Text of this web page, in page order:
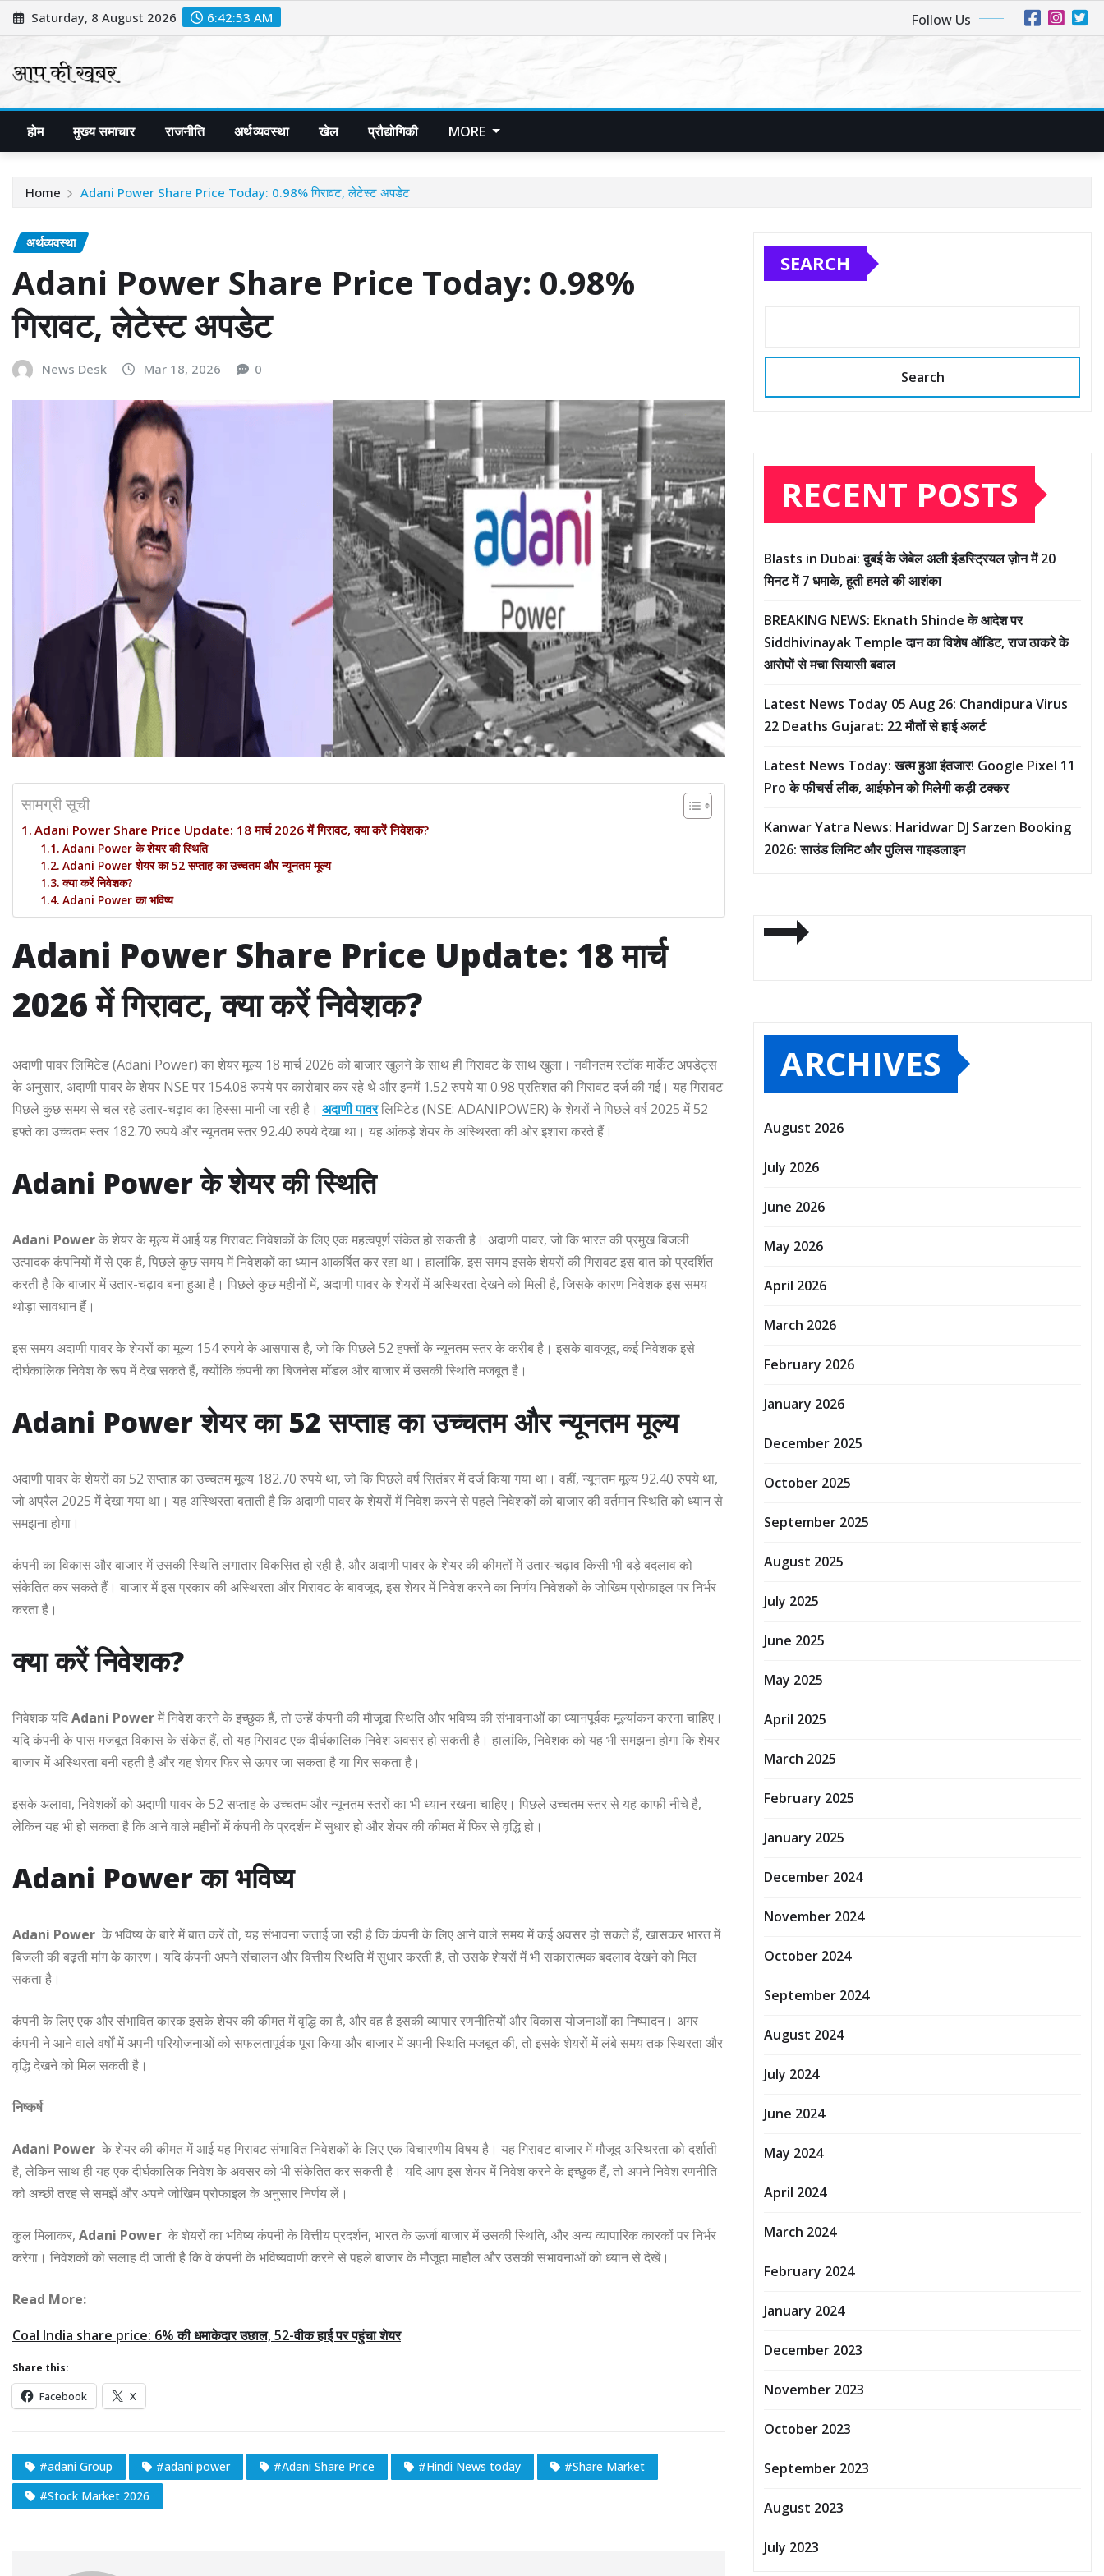
Skip
to
Saturday, 8 August 2026 6:42:54 AM Follow Us
होम मुख्य समाचार राजनीति अर्थव्यवस्था खेल प्रौद्योगिकी MORE
Home Adani Power Share Price Today: 0.98% गिरावट, लेटेस्ट अपडेट
अर्थव्यवस्था
Adani Power Share Price Today: 0.98%
गिरावट, लेटेस्ट अपडेट
News Desk Mar 18, 2026 0
सामग्री सूची
Adani Power Share Price Update: 18 मार्च 2026 में गिरावट, क्या करें निवेशक?
Adani Power के शेयर की स्थिति
Adani Power शेयर का 52 सप्ताह का उच्चतम और न्यूनतम मूल्य
क्या करें निवेशक?
Adani Power का भविष्य
Adani Power Share Price Update: 18 मार्च
2026 में गिरावट, क्या करें निवेशक?
अदाणी पावर लिमिटेड (Adani Power) का शेयर मूल्य 18 मार्च 2026 को बाजार खुलने के साथ ही गिरावट के साथ खुला। नवीनतम स्टॉक मार्केट अपडेट्स
के अनुसार, अदाणी पावर के शेयर NSE पर 154.08 रुपये पर कारोबार कर रहे थे और इनमें 1.52 रुपये या 0.98 प्रतिशत की गिरावट दर्ज की गई। यह गिरावट
पिछले कुछ समय से चल रहे उतार-चढ़ाव का हिस्सा मानी जा रही है। अदाणी पावरलिमिटेड (NSE: ADANIPOWER) के शेयरों ने पिछले वर्ष 2025 में 52
हफ्ते का उच्चतम स्तर 182.70 रुपये और न्यूनतम स्तर 92.40 रुपये देखा था। यह आंकड़े शेयर के अस्थिरता की ओर इशारा करते हैं।
Adani Power के शेयर की स्थिति
Adani Powerके शेयर के मूल्य में आई यह गिरावट निवेशकों के लिए एक महत्वपूर्ण संकेत हो सकती है। अदाणी पावर, जो कि भारत की प्रमुख बिजली
उत्पादक कंपनियों में से एक है, पिछले कुछ समय में निवेशकों का ध्यान आकर्षित कर रहा था। हालांकि, इस समय इसके शेयरों की गिरावट इस बात को प्रदर्शित
करती है कि बाजार में उतार-चढ़ाव बना हुआ है। पिछले कुछ महीनों में, अदाणी पावर के शेयरों में अस्थिरता देखने को मिली है, जिसके कारण निवेशक इस समय
थोड़ा सावधान हैं।
इस समय अदाणी पावर के शेयरों का मूल्य 154 रुपये के आसपास है, जो कि पिछले 52 हफ्तों के न्यूनतम स्तर के करीब है। इसके बावजूद, कई निवेशक इसे
दीर्घकालिक निवेश के रूप में देख सकते हैं, क्योंकि कंपनी का बिजनेस मॉडल और बाजार में उसकी स्थिति मजबूत है।
Adani Power शेयर का 52 सप्ताह का उच्चतम और न्यूनतम मूल्य
अदाणी पावर के शेयरों का 52 सप्ताह का उच्चतम मूल्य 182.70 रुपये था, जो कि पिछले वर्ष सितंबर में दर्ज किया गया था। वहीं, न्यूनतम मूल्य 92.40 रुपये था,
जो अप्रैल 2025 में देखा गया था। यह अस्थिरता बताती है कि अदाणी पावर के शेयरों में निवेश करने से पहले निवेशकों को बाजार की वर्तमान स्थिति को ध्यान से
समझना होगा।
कंपनी का विकास और बाजार में उसकी स्थिति लगातार विकसित हो रही है, और अदाणी पावर के शेयर की कीमतों में उतार-चढ़ाव किसी भी बड़े बदलाव को
संकेतित कर सकते हैं। बाजार में इस प्रकार की अस्थिरता और गिरावट के बावजूद, इस शेयर में निवेश करने का निर्णय निवेशकों के जोखिम प्रोफाइल पर निर्भर
करता है।
क्या करें निवेशक?
निवेशक यदिAdani Powerमें निवेश करने के इच्छुक हैं, तो उन्हें कंपनी की मौजूदा स्थिति और भविष्य की संभावनाओं का ध्यानपूर्वक मूल्यांकन करना चाहिए।
यदि कंपनी के पास मजबूत विकास के संकेत हैं, तो यह गिरावट एक दीर्घकालिक निवेश अवसर हो सकती है। हालांकि, निवेशक को यह भी समझना होगा कि शेयर
बाजार में अस्थिरता बनी रहती है और यह शेयर फिर से ऊपर जा सकता है या गिर सकता है।
इसके अलावा, निवेशकों को अदाणी पावर के 52 सप्ताह के उच्चतम और न्यूनतम स्तरों का भी ध्यान रखना चाहिए। पिछले उच्चतम स्तर से यह काफी नीचे है,
लेकिन यह भी हो सकता है कि आने वाले महीनों में कंपनी के प्रदर्शन में सुधार हो और शेयर की कीमत में फिर से वृद्धि हो।
Adani Power का भविष्य
Adani Power के भविष्य के बारे में बात करें तो, यह संभावना जताई जा रही है कि कंपनी के लिए आने वाले समय में कई अवसर हो सकते हैं, खासकर भारत में
बिजली की बढ़ती मांग के कारण। यदि कंपनी अपने संचालन और वित्तीय स्थिति में सुधार करती है, तो उसके शेयरों में भी सकारात्मक बदलाव देखने को मिल
सकता है।
कंपनी के लिए एक और संभावित कारक इसके शेयर की कीमत में वृद्धि का है, और वह है इसकी व्यापार रणनीतियों और विकास योजनाओं का निष्पादन। अगर
कंपनी ने आने वाले वर्षों में अपनी परियोजनाओं को सफलतापूर्वक पूरा किया और बाजार में अपनी स्थिति मजबूत की, तो इसके शेयरों में लंबे समय तक स्थिरता और
वृद्धि देखने को मिल सकती है।
निष्कर्ष
Adani Power के शेयर की कीमत में आई यह गिरावट संभावित निवेशकों के लिए एक विचारणीय विषय है। यह गिरावट बाजार में मौजूद अस्थिरता को दर्शाती
है, लेकिन साथ ही यह एक दीर्घकालिक निवेश के अवसर को भी संकेतित कर सकती है। यदि आप इस शेयर में निवेश करने के इच्छुक हैं, तो अपने निवेश रणनीति
को अच्छी तरह से समझें और अपने जोखिम प्रोफाइल के अनुसार निर्णय लें।
कुल मिलाकर, Adani Power के शेयरों का भविष्य कंपनी के वित्तीय प्रदर्शन, भारत के ऊर्जा बाजार में उसकी स्थिति, और अन्य व्यापारिक कारकों पर निर्भर
करेगा। निवेशकों को सलाह दी जाती है कि वे कंपनी के भविष्यवाणी करने से पहले बाजार के मौजूदा माहौल और उसकी संभावनाओं को ध्यान से देखें।
Read More:
Coal India share price: 6% की धमाकेदार उछाल, 52-वीक हाई पर पहुंचा शेयर
Share this:
Facebook X
#adani Group #adani power #Adani Share Price #Hindi News today
#Share Market
#Stock Market 2026
SEARCH
Search
RECENT POSTS
Blasts in Dubai: दुबई के जेबेल अली इंडस्ट्रियल ज़ोन में 20
मिनट में 7 धमाके, हूती हमले की आशंका
BREAKING NEWS: Eknath Shinde के आदेश पर
Siddhivinayak Temple दान का विशेष ऑडिट, राज ठाकरे के
आरोपों से मचा सियासी बवाल
Latest News Today 05 Aug 26: Chandipura Virus
22 Deaths Gujarat: 22 मौतों से हाई अलर्ट
Latest News Today: खत्म हुआ इंतजार! Google Pixel 11
Pro के फीचर्स लीक, आईफोन को मिलेगी कड़ी टक्कर
Kanwar Yatra News: Haridwar DJ Sarzen Booking
2026: साउंड लिमिट और पुलिस गाइडलाइन
ARCHIVES
August 2026
July 2026
June 2026
May 2026
April 2026
March 2026
February 2026
January 2026
December 2025
October 2025
September 2025
August 2025
July 2025
June 2025
May 2025
April 2025
March 2025
February 2025
January 2025
December 2024
November 2024
October 2024
September 2024
August 2024
July 2024
June 2024
May 2024
April 2024
March 2024
February 2024
January 2024
December 2023
November 2023
October 2023
September 2023
August 2023
July 2023